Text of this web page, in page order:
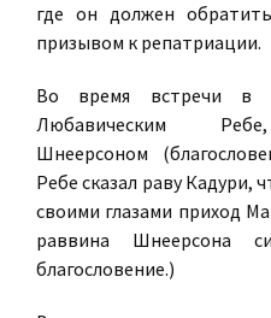
где он должен
призывом к репатриации.
Во время встречи в
Любавическим
Шнеерсоном
Ребе сказал раву Кадури,
своими глазами приход
раввина Шнеерсона
благословение.)